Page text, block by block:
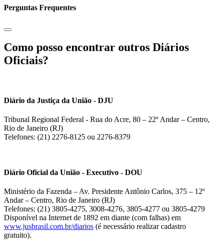
Perguntas Frequentes
Como posso encontrar outros Diários
Oficiais?
Diário da Justiça da União - DJU
Tribunal Regional Federal - Rua do Acre, 80 – 22º Andar – Centro,
Rio de Janeiro (RJ)
Telefones: (21) 2276-8125 ou 2276-8379
Diário Oficial da União - Executivo - DOU
Ministério da Fazenda – Av. Presidente Antônio Carlos, 375 – 12º
Andar – Centro, Rio de Janeiro (RJ)
Telefones: (21) 3805-4275, 3008-4276, 3805-4277 ou 3805-4279
Disponível na Internet de 1892 em diante (com falhas) em
www.jusbrasil.com.br/diarios (é necessário realizar cadastro
gratuito).